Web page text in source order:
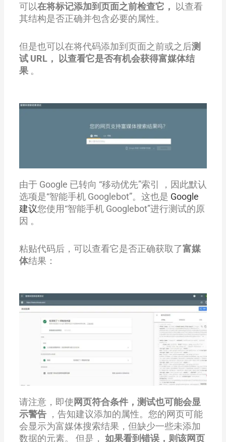
可以在将标记添加到页面之前检查它，
以查看
其结构是否正确并包含必要的属性。
但是也可以在将代码添加到页面之前或之后测
试 URL， 以查看它是否有机会获得富媒体结
果。
由于 Google 已转向 “移动优先”索引 ，因此默认
选项是“智能手机 Googlebot”。这也是 Google
建议您使用“智能手机 Googlebot”进行测试的原
因 。
粘贴代码后，可以查看它是否正确获取了富媒
体结果：
请注意，即使网页符合条件，测试也可能会显
示警告，告知建议添加的属性。您的网页可能
会显示为富媒体搜索结果，但缺少一些未添加
数据的元素。 但是， 如果看到错误，则该网页